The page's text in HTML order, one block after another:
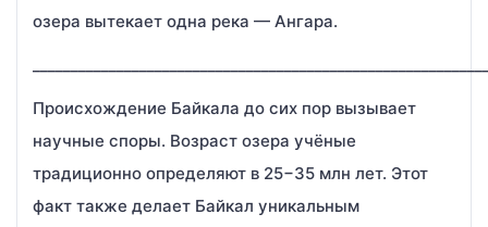
озера вытекает одна река — Ангара.
Происхождение Байкала до сих пор вызывает
научные споры. Возраст озера учёные
традиционно определяют в 25−35 млн лет. Этот
факт также делает Байкал уникальным